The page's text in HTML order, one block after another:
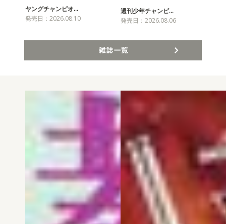
ヤングチャンピオ…
発売日：2026.08.10
週刊少年チャンピ…
発売日：2026.08.06